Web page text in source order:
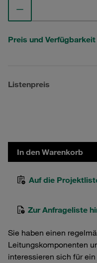
Preis und
Listenpreis
In den Warenkorb
Auf die
Zur Anfrageliste
Sie haben einen
Leitungskomponenten
interessieren sich für